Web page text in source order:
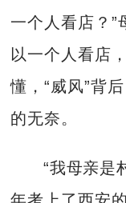
一个人看店？”
以一个人看店
懂，“威风”背
的无奈。
“我母亲是